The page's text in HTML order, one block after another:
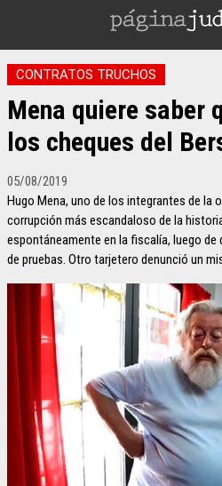
CONTRATOS TRUCHOS
Mena quiere saber
los cheques del
05/08/2019
Hugo Mena, uno de los integrantes de la
corrupción más escandaloso de la
espontáneamente en la fiscalía, luego de
de pruebas. Otro tarjetero denunció un